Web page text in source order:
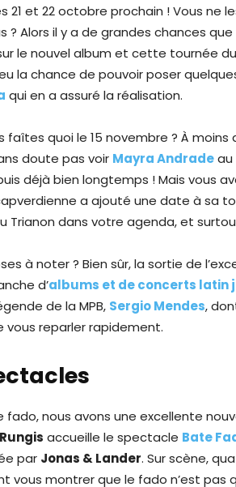
21 et 22 octobre prochain ! Vous ne
? Alors il y a de grandes chances
le nouvel album et cette tournée du
la chance de pouvoir poser
qui en a assuré la réalisation.
faîtes quoi le 15 novembre ? À
doute pas voir Mayra Andradeau
déjà bien longtemps ! Mais vous
a ajouté une date à sa
Trianon dans votre agenda, et
à noter ? Bien sûr, la sortie de
d’albums et de concerts latin
de la MPB, Sergio Mendes,
vous reparler rapidement.
nous avons une excellente
accueille le spectacle Bate
par Jonas & Lander. Sur scène,
vous montrer que le fado n’est pas